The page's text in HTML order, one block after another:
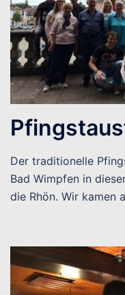
Der traditionelle
Bad Wimpfen in
die Rhön. Wir kamen